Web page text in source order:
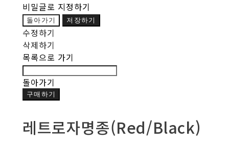
비밀글로 지정하기
돌아가기 저장하기
수정하기
삭제하기
목록으로 가기
돌아가기
구매하기
레트로자명종(Red/Black)